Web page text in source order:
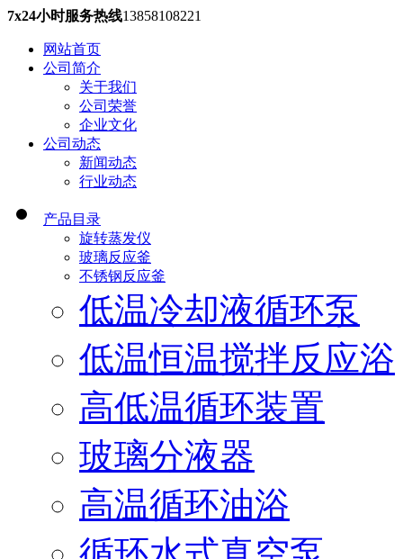
7x24小时服务热线13858108221
网站首页
公司简介
关于我们
公司荣誉
企业文化
公司动态
新闻动态
行业动态
产品目录
旋转蒸发仪
玻璃反应釜
不锈钢反应釜
低温冷却液循环泵
低温恒温搅拌反应浴
高低温循环装置
玻璃分液器
高温循环油浴